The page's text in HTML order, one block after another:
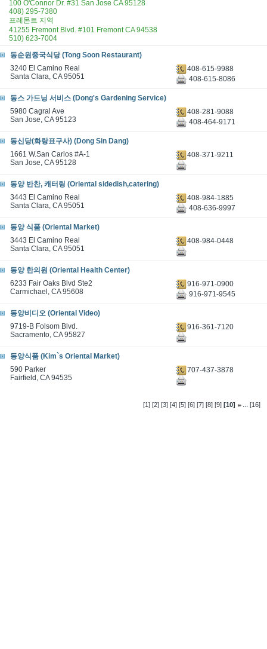
100 O'Connor Dr. #31 San Jose CA 95128
408) 295-7380
프레몬트 지역
41255 Fremont Blvd. #101 Fremont CA 94538
510) 623-7004
동순원중국식당 (Tong Soon Restaurant)
3240 El Camino Real
Santa Clara, CA 95051
408-615-9988
408-615-8086
동스 가드닝 서비스 (Dong's Gardening Service)
5980 Cagral Ave
San Jose, CA 95123
408-281-9088
408-464-9171
동신당(화랑표구사) (Dong Sin Dang)
1661 W.San Carlos #A-1
San Jose, CA 95128
408-371-9211
동양 반찬, 캐터링 (Oriental sidedish,catering)
3443 El Camino Real
Santa Clara, CA 95051
408-984-1885
408-636-9997
동양 식품 (Oriental Market)
3443 El Camino Real
Santa Clara, CA 95051
408-984-0448
동양 한의원 (Oriental Health Center)
6233 Fair Oaks Blvd Ste2
Carmichael, CA 95608
916-971-0900
916-971-9545
동양비디오 (Oriental Video)
9719-B Folsom Blvd.
Sacramento, CA 95827
916-361-7120
동양식품 (Kim`s Oriental Market)
590 Parker
Fairfield, CA 94535
707-437-3878
[1] [2] [3] [4] [5] [6] [7] [8] [9] [10] ...[16]